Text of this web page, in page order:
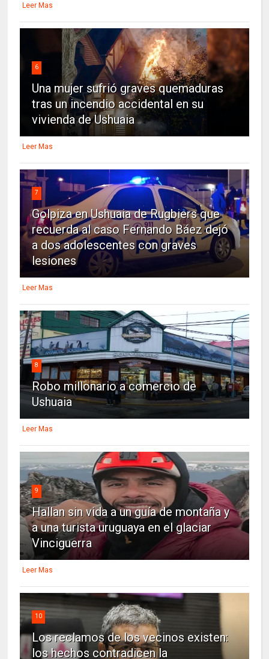
Leer Mas
6
Una mujer sufrió graves quemaduras
tras un incendio accidental en su
vivienda de Ushuaia
Leer Mas
7
Golpiza en Ushuaia de Rugbiers que
recuerda al caso Fernando Báez dejó
a dos adolescentes con graves
lesiones
Leer Mas
8
Robo millonario a comercio de
Ushuaia
Leer Mas
9
Hallan sin vida a un guía de montaña y
a una turista uruguaya en el glaciar
Vinciguerra
Leer Mas
10
Los reclamos de los vecinos existen:
los hechos contradicen la